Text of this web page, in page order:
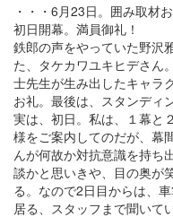
・・・6月23日。囲み取材
初日開幕。満員御礼！
鉄郎の声をやっていた野沢
た、タケカワユキヒデさん
士先生が生み出したキャラ
お礼。最後は、スタンディ
実は、初日。私は、１幕と
様をご案内してのだが、幕
んが何故か対抗意識を持ち
談かと思いきや、目の奥が
る。なので2日目からは、
居る、スタッフまで聞いて